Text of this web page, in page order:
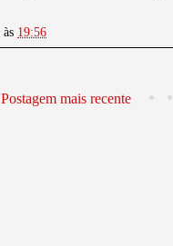
às 19:56
Postagem mais recente